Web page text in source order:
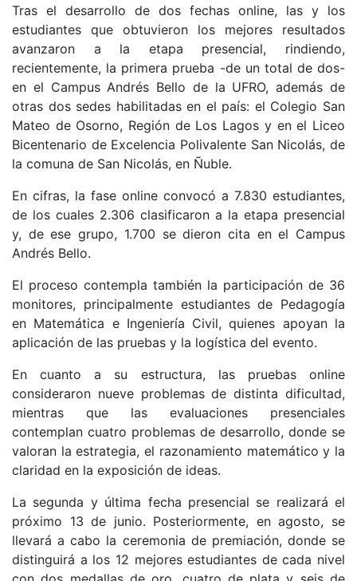
Tras el desarrollo de dos fechas online, las y los
estudiantes que obtuvieron los mejores resultados
avanzaron a la etapa presencial, rindiendo,
recientemente, la primera prueba -de un total de dos-
en el Campus Andrés Bello de la UFRO, además de
otras dos sedes habilitadas en el país: el Colegio San
Mateo de Osorno, Región de Los Lagos y en el Liceo
Bicentenario de Excelencia Polivalente San Nicolás, de
la comuna de San Nicolás, en Ñuble.
En cifras, la fase online convocó a 7.830 estudiantes,
de los cuales 2.306 clasificaron a la etapa presencial
y, de ese grupo, 1.700 se dieron cita en el Campus
Andrés Bello.
El proceso contempla también la participación de 36
monitores, principalmente estudiantes de Pedagogía
en Matemática e Ingeniería Civil, quienes apoyan la
aplicación de las pruebas y la logística del evento.
En cuanto a su estructura, las pruebas online
consideraron nueve problemas de distinta dificultad,
mientras que las evaluaciones presenciales
contemplan cuatro problemas de desarrollo, donde se
valoran la estrategia, el razonamiento matemático y la
claridad en la exposición de ideas.
La segunda y última fecha presencial se realizará el
próximo 13 de junio. Posteriormente, en agosto, se
llevará a cabo la ceremonia de premiación, donde se
distinguirá a los 12 mejores estudiantes de cada nivel